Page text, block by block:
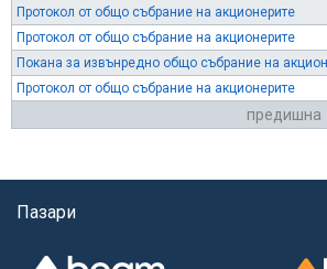
Протокол от общо събрание на акционерите
Протокол от общо събрание на акционерите
Покана за извънредно общо събрание на
Протокол от общо събрание на акционерите
предишна
Пазари